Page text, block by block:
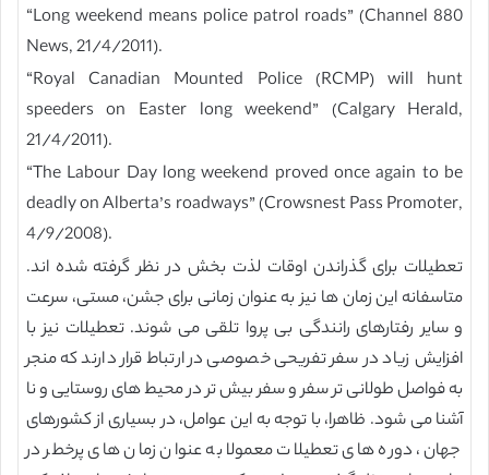
“Long weekend means police patrol roads” (Channel 880
News, 21/4/2011).
“Royal Canadian Mounted Police (RCMP) will hunt
speeders on Easter long weekend” (Calgary Herald,
21/4/2011).
“The Labour Day long weekend proved once again to be
deadly on Alberta’s roadways” (Crowsnest Pass Promoter,
4/9/2008).
تعطیلات برای گذراندن اوقات لذت بخش در نظر گرفته شده اند.
متاسفانه این زمان ها نیز به عنوان زمانی برای جشن، مستی، سرعت
و سایر رفتارهای رانندگی بی پروا تلقی می شوند. تعطیلات نیز با
افزایش زیاد در سفر تفریحی خصوصی در ارتباط قرار دارند که منجر
به فواصل طولانی تر سفر و سفر بیش تر در محیط های روستایی و نا
آشنا می شود. ظاهرا، با توجه به این عوامل، در بسیاری از کشورهای
جهان، دوره های تعطیلات معمولا به عنوان زمان های پرخطر در